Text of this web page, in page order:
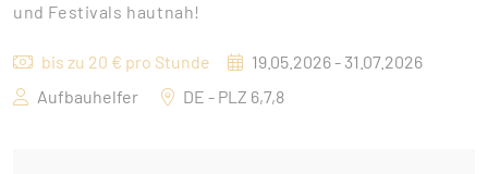
und Festivals hautnah!
bis zu 20 € pro Stunde
19.05.2026 - 31.07.2026
Aufbauhelfer
DE - PLZ 6,7,8